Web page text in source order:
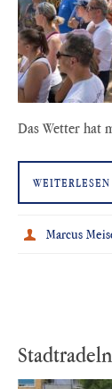
Das Wetter hat
WEITERLESEN
Marcus